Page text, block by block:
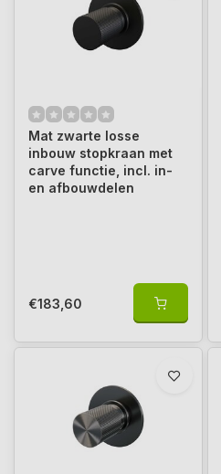
Mat zwarte losse
inbouw stopkraan met
carve functie, incl. in-
en afbouwdelen
€183,60